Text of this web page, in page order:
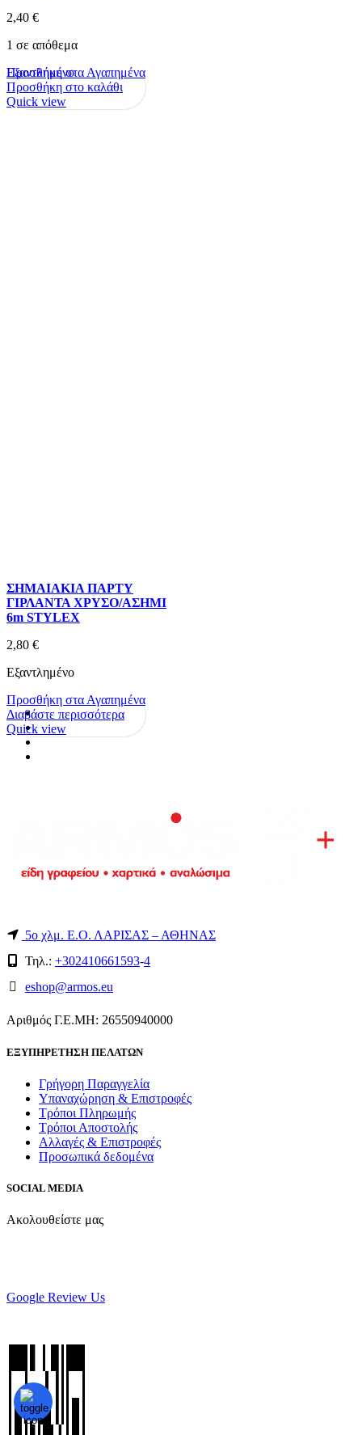
2,40 €
1 σε απόθεμα
Προσθήκη στα Αγαπημένα
Προσθήκη στο καλάθι
Quick view
Εξαντλημένο
ΣΗΜΑΙΑΚΙΑ ΠΑΡΤΥ
ΓΙΡΛΑΝΤΑ ΧΡΥΣΟ/ΑΣΗΜΙ
6m STYLEX
2,80 €
Εξαντλημένο
Προσθήκη στα Αγαπημένα
Διαβάστε περισσότερα
Quick view
5ο χλμ. Ε.Ο. ΛΑΡΙΣΑΣ – ΑΘΗΝΑΣ
Τηλ.: +302410661593-4
eshop@armos.eu
Αριθμός Γ.Ε.ΜΗ: 26550940000
ΕΞΥΠΗΡΕΤΗΣΗ ΠΕΛΑΤΩΝ
Γρήγορη Παραγγελία
Υπαναχώρηση & Επιστροφές
Τρόποι Πληρωμής
Τρόποι Αποστολής
Αλλαγές & Επιστροφές
Προσωπικά δεδομένα
SOCIAL MEDIA
Ακολουθείστε μας
Google Review Us